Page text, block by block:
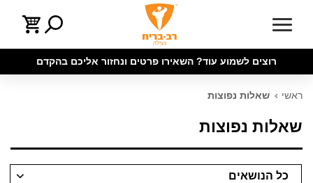
רוצים לשמוע עוד? השאירו פרטים ונחזור אליכם בהקדם
ראשי שאלות נפוצות
שאלות נפוצות
כל הנושאים